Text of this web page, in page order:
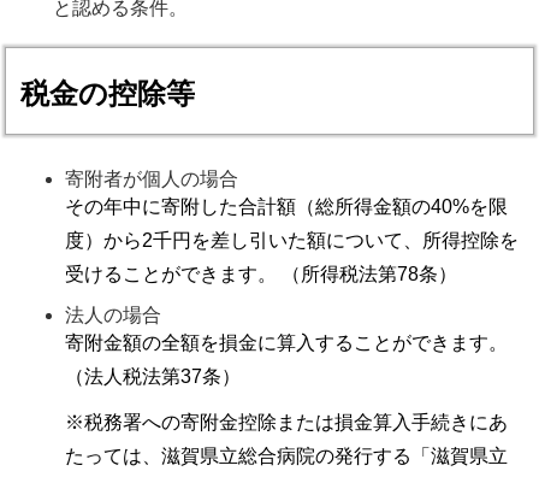
と認める条件。
税金の控除等
寄附者が個人の場合
その年中に寄附した合計額（総所得金額の40%を限
度）から2千円を差し引いた額について、所得控除を
受けることができます。 （所得税法第78条）
法人の場合
寄附金額の全額を損金に算入することができます。
（法人税法第37条）
※税務署への寄附金控除または損金算入手続きにあ
たっては、滋賀県立総合病院の発行する「滋賀県立